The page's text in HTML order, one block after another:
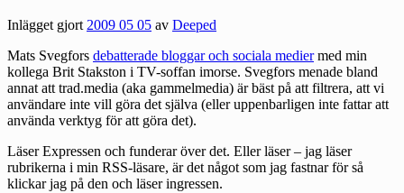
Inlägget gjort2009 05 05 av Deeped
Mats Svegfors debatterade bloggar och sociala mediermed min
kollega Brit Stakston i TV-soffan imorse. Svegfors menade bland
annat att trad.media (aka gammelmedia) är bäst på att filtrera, att vi
användare inte vill göra det själva (eller uppenbarligen inte fattar att
använda verktyg för att göra det).
Läser Expressen och funderar över det. Eller läser – jag läser
rubrikerna i min RSS-läsare, är det något som jag fastnar för så
klickar jag på den och läser ingressen.